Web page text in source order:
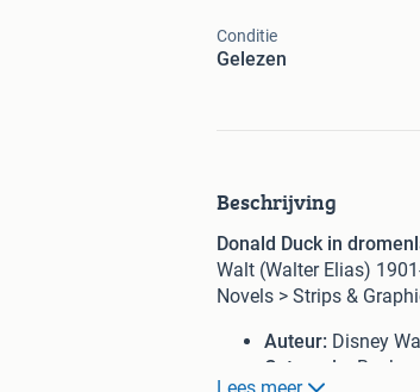
Conditie
Gelezen
Beschrijving
Donald Duck in
Walt (Walter Elias)
Novels > Strips &
Auteur: Disney
Categorie: